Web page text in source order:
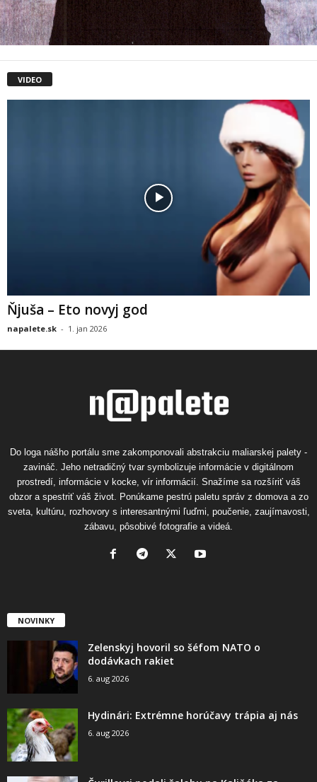
VIDEO
Ňjuša – Eto novyj god
napalete.sk - 1. jan 2026
Do loga nášho portálu sme zakomponovali abstrakciu maliarskej palety -
zavináč. Jeho netradičný tvar symbolizuje informácie v digitálnom
prostredí, informácie v kocke, vír informácií. Snažíme sa rozšíriť váš
obzor a spestriť váš život. Ponúkame pestrú paletu správ z domova a zo
sveta, kultúru, rozhovory s interesantnými ľuďmi, poučenie, zaujímavosti,
zábavu, pôsobivé fotografie a videá.
NOVINKY
Zelenskyj hovoril so šéfom NATO o
dodávkach rakiet
6. aug 2026
Hydinári: Extrémne horúčavy trápia aj nás
6. aug 2026